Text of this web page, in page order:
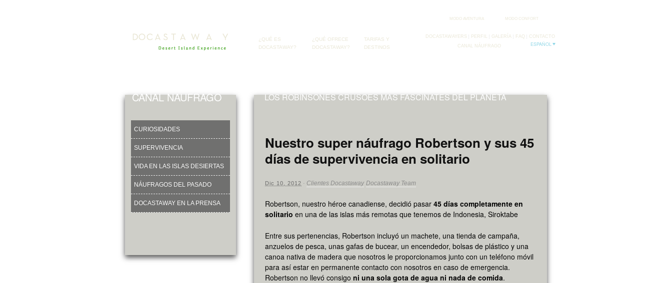
ESPAÑOL
¿QUÉ ES
DOCASTAWAY?
¿QUÉ OFRECE
DOCASTAWAY?
TARIFAS Y
DESTINOS
DOCASTAWAYERS PERFIL GALERÍA FAQ CONTACTO
MODO AVENTURA MODO CONFORT
CANAL NÁUFRAGO
LOS ROBINSONES CRUSOES MAS FASCINATES DEL PLANETA
Nuestro super náufrago Robertson y sus 45
días de supervivencia en solitario
Dic 10, 2012 · Clientes Docastaway Docastaway Team
Robertson, nuestro héroe canadiense, decidió pasar 45 días completamente en
solitario en una de las islas más remotas que tenemos de Indonesia, Siroktabe
Entre sus pertenencias, Robertson incluyó un machete, una tienda de campaña,
anzuelos de pesca, unas gafas de bucear, un encendedor, bolsas de plástico y una
canoa nativa de madera que nosotros le proporcionamos junto con un teléfono móvil
para así estar en permanente contacto con nosotros en caso de emergencia.
Robertson no llevó consigo ni una sola gota de agua ni nada de comida.
CANAL NAUFRAGO
CURIOSIDADES
SUPERVIVENCIA
VIDA EN LAS ISLAS DESIERTAS
NÁUFRAGOS DEL PASADO
DOCASTAWAY EN LA PRENSA